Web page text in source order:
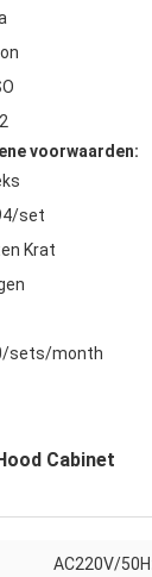
voorwaarden:
set
Krat
sets/month
Cabinet
AC220V/